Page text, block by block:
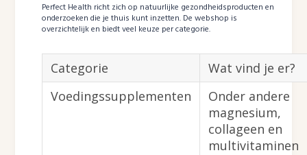
Perfect Health richt zich op natuurlijke gezondheidsproducten en
onderzoeken die je thuis kunt inzetten. De webshop is
overzichtelijk en biedt veel keuze per categorie.
Categorie
Wat vind je er?
Voedingssupplementen
Onder andere
magnesium,
collageen en
multivitaminen